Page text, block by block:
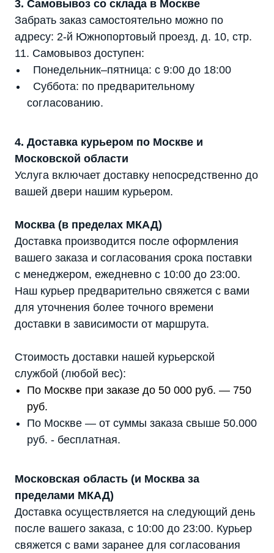
3. Самовывоз со склада в Москве
Забрать заказ самостоятельно можно по
адресу: 2-й Южнопортовый проезд, д. 10, стр.
11. Самовывоз доступен:
Понедельник–пятница: с 9:00 до 18:00
Суббота: по предварительному
согласованию.
4. Доставка курьером по Москве и
Московской области
Услуга включает доставку непосредственно до
вашей двери нашим курьером.
Москва (в пределах МКАД)
Доставка производится после оформления
вашего заказа и согласования срока поставки
с менеджером, ежедневно с 10:00 до 23:00.
Наш курьер предварительно свяжется с вами
для уточнения более точного времени
доставки в зависимости от маршрута.
Стоимость доставки нашей курьерской
службой (любой вес):
По Москве при заказе до 50 000 руб. — 750
руб.
По Москве — от суммы заказа свыше 50.000
руб. - бесплатная.
Московская область (и Москва за
пределами МКАД)
Доставка осуществляется на следующий день
после вашего заказа, с 10:00 до 23:00. Курьер
свяжется с вами заранее для согласования